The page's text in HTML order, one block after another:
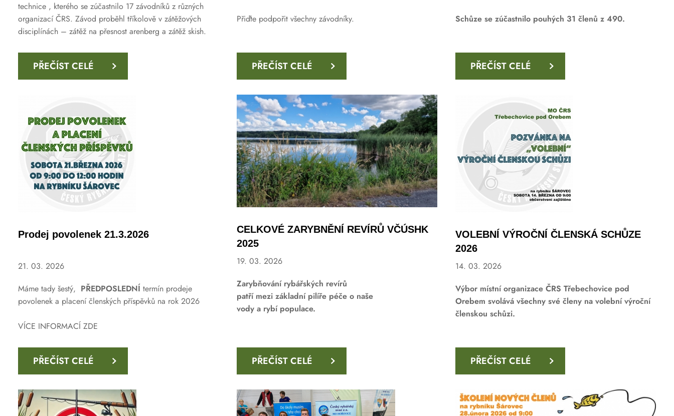
technice , kterého se zúčastnilo 17 závodníků z různých
organizací ČRS. Závod proběhl tříkolově v zátěžových
disciplínách – zátěž na přesnost arenberg a zátěž skish.
PŘEČÍST CELÉ
Přiďte podpořit všechny závodníky.
PŘEČÍST CELÉ
Schůze se zúčastnilo pouhých 31 členů z 490.
PŘEČÍST CELÉ
Prodej povolenek 21.3.2026
21. 03. 2026
Máme tady šestý, PŘEDPOSLEDNÍ termín prodeje
povolenek a placení členských příspěvků na rok 2026
VÍCE INFORMACÍ ZDE
PŘEČÍST CELÉ
CELKOVÉ ZARYBNĚNÍ REVÍRŮ VČÚSHK
2025
19. 03. 2026
Zarybňování rybářských revírů
patří mezi základní pilíře péče o naše
vody a rybí populace.
PŘEČÍST CELÉ
VOLEBNÍ VÝROČNÍ ČLENSKÁ SCHŮZE
2026
14. 03. 2026
Výbor místní organizace ČRS Třebechovice pod
Orebem svolává všechny své členy na volební výroční
členskou schůzi.
PŘEČÍST CELÉ